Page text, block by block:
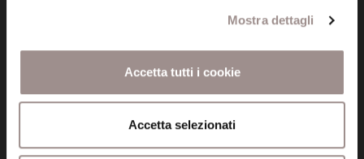
Mostra dettagli
Accetta tutti i cookie
Accetta selezionati